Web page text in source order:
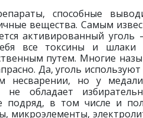
способные
вещества. Самым
активированный уголь
все токсины и
путем. Многие
Да, уголь
несварении, но у
не обладает
подряд, в том числе и
микроэлементы,